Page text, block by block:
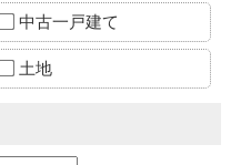
中古一戸建て
土地